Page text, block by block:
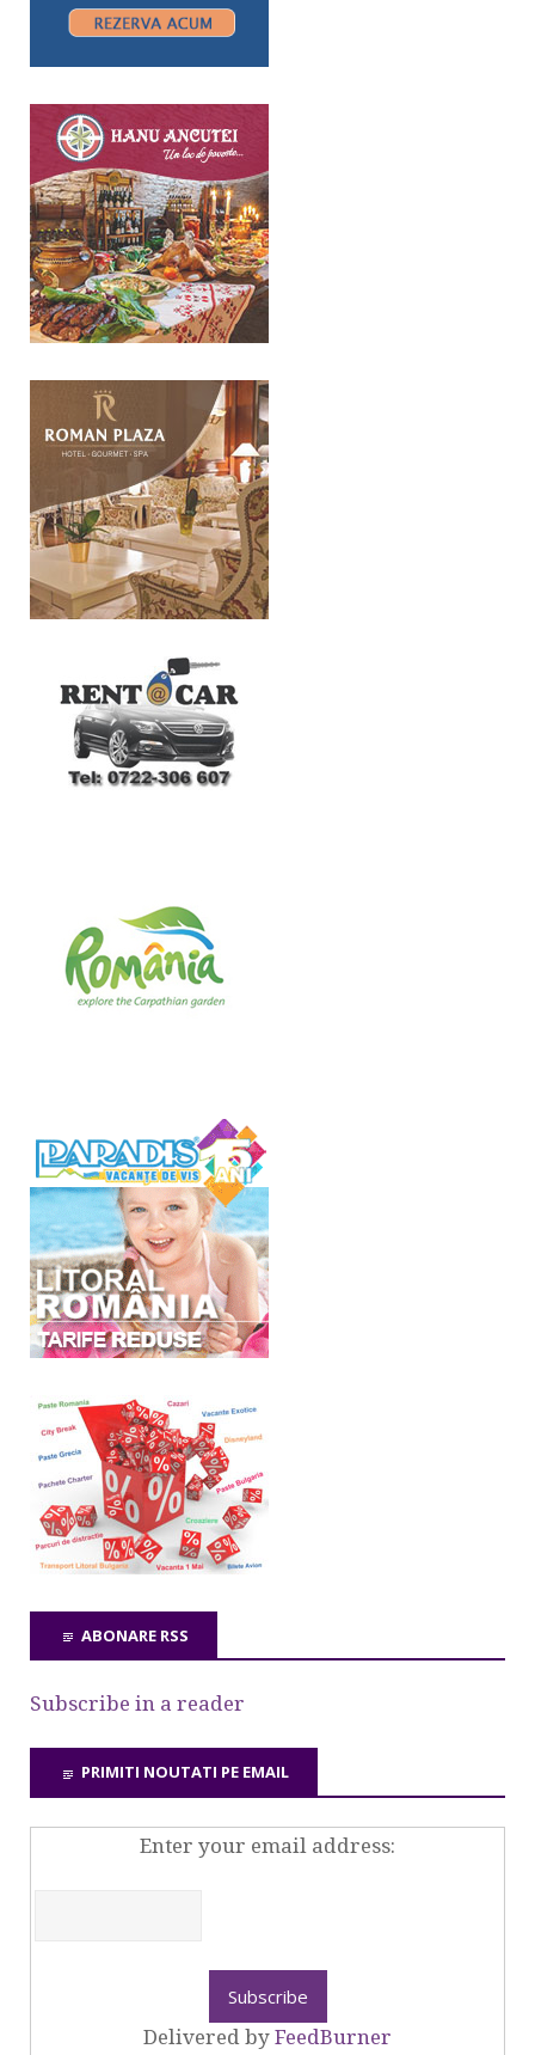
ABONARE RSS
Subscribe in a reader
PRIMITI NOUTATI PE EMAIL
Enter your email address:
Delivered by FeedBurner